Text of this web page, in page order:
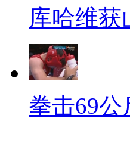
库哈维
拳击69